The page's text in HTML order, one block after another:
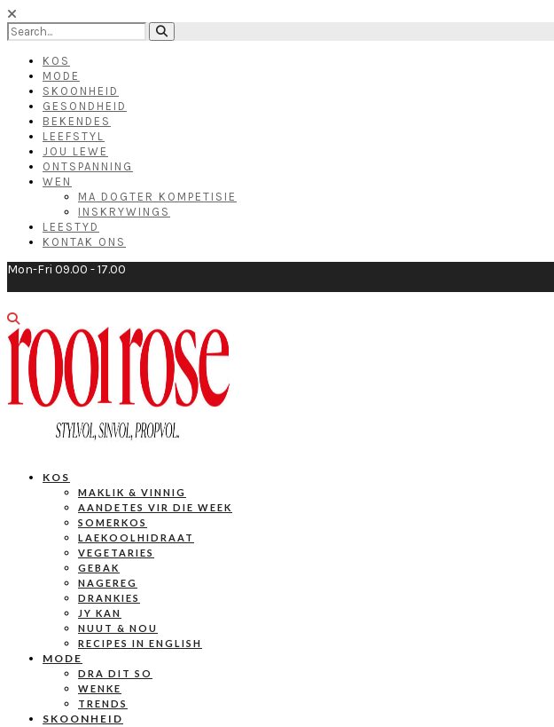
KOS
MODE
SKOONHEID
GESONDHEID
BEKENDES
LEEFSTYL
JOU LEWE
ONTSPANNING
WEN
MA DOGTER KOMPETISIE
INSKRYWINGS
LEESTYD
KONTAK ONS
Mon-Fri 09.00 - 17.00
KOS
MAKLIK & VINNIG
AANDETES VIR DIE WEEK
SOMERKOS
LAEKOOLHIDRAAT
VEGETARIES
GEBAK
NAGEREG
DRANKIES
JY KAN
NUUT & NOU
RECIPES IN ENGLISH
MODE
DRA DIT SO
WENKE
TRENDS
SKOONHEID